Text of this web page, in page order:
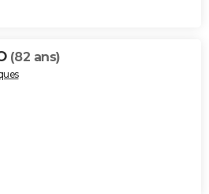
(82 ans)